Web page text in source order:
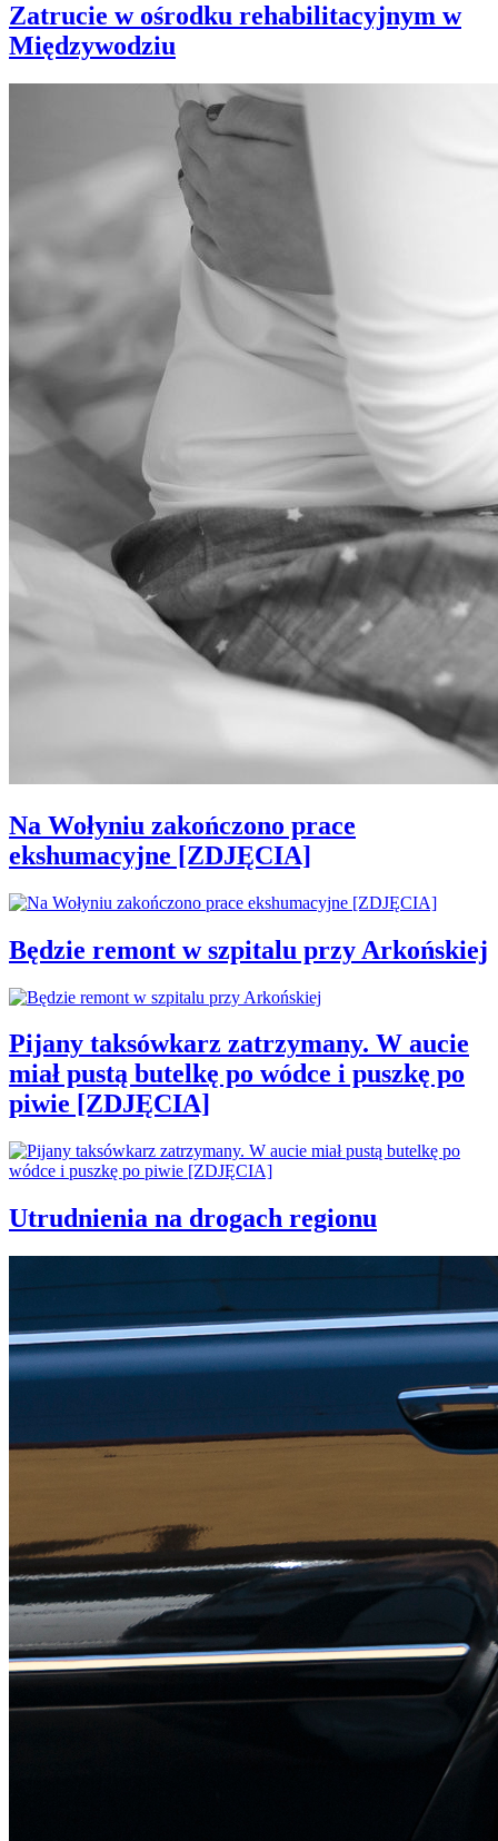
Zatrucie w ośrodku rehabilitacyjnym w
Międzywodziu
Na Wołyniu zakończono prace
ekshumacyjne [ZDJĘCIA]
Będzie remont w szpitalu przy Arkońskiej
Pijany taksówkarz zatrzymany. W aucie
miał pustą butelkę po wódce i puszkę po
piwie [ZDJĘCIA]
Utrudnienia na drogach regionu